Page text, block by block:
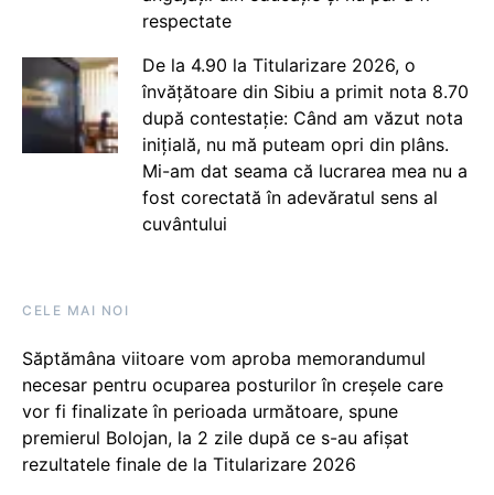
respectate
De la 4.90 la Titularizare 2026, o
învățătoare din Sibiu a primit nota 8.70
după contestație: Când am văzut nota
inițială, nu mă puteam opri din plâns.
Mi-am dat seama că lucrarea mea nu a
fost corectată în adevăratul sens al
cuvântului
CELE MAI NOI
Săptămâna viitoare vom aproba memorandumul
necesar pentru ocuparea posturilor în creșele care
vor fi finalizate în perioada următoare, spune
premierul Bolojan, la 2 zile după ce s-au afișat
rezultatele finale de la Titularizare 2026